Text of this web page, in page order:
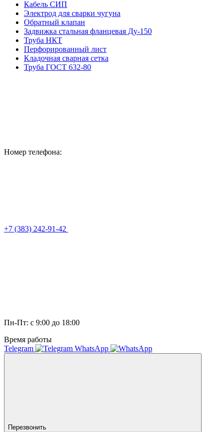
Кабель СИП
Электрод для сварки чугуна
Обратный клапан
Задвижка стальная фланцевая Ду-150
Труба НКТ
Перфорированный лист
Кладочная сварная сетка
Труба ГОСТ 632-80
Номер телефона:
+7 (383) 242-91-42
Пн-Пт: с 9:00 до 18:00
Время работы
Telegram
WhatsApp
Перезвонить